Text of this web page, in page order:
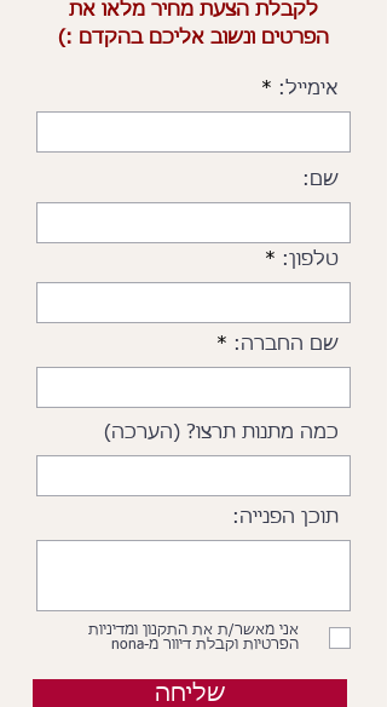
לקבלת הצעת מחיר מלאו את
הפרטים ונשוב אליכם בהקדם :)
אימייל:
שם:
טלפון:
שם החברה:
כמה מתנות תרצו? (הערכה)
תוכן הפנייה:
אני מאשר/ת את התקנון ומדיניות
הפרטיות וקבלת דיוור מ-nona
שליחה